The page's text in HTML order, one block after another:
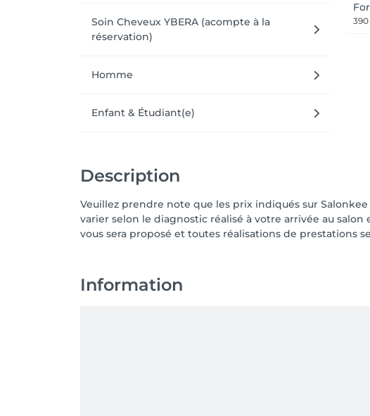
Soin Cheveux YBERA (acompte à la
réservation)
Homme
Enfant & Étudiant(e)
Description
Veuillez prendre note que les prix indiqués sur
varier selon le diagnostic réalisé à votre arrivée au
vous sera proposé et toutes réalisations de prestations
Information